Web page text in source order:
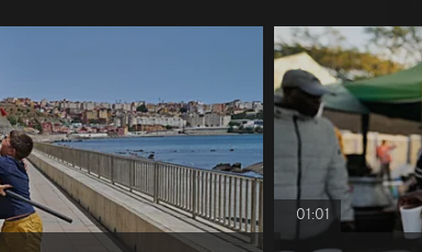
01:01